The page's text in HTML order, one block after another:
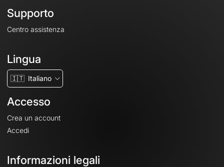
Supporto
Centro assistenza
Lingua
🇮🇹 Italiano
Accesso
Crea un account
Accedi
Informazioni legali